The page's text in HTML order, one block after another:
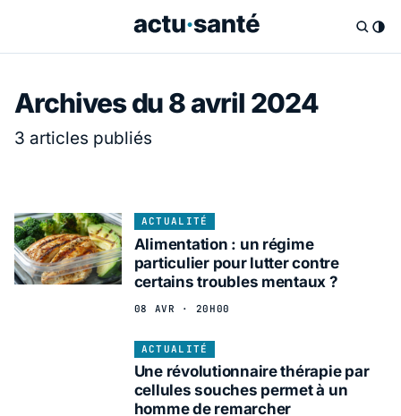
Archives du 8 avril 2024
3 articles publiés
ACTUALITÉ
Alimentation : un régime
particulier pour lutter contre
certains troubles mentaux ?
08 AVR · 20H00
ACTUALITÉ
Une révolutionnaire thérapie par
cellules souches permet à un
homme de remarcher